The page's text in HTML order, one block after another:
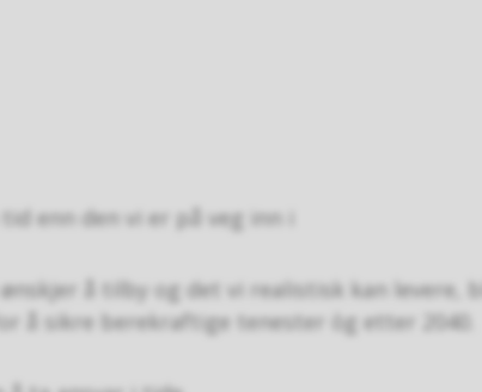
enn den vi er på veg inn i
å tilby og det vi realistisk kan levere,
å sikre berekraftige tenester òg etter 2040.